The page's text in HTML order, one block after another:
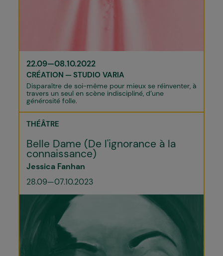
22.09—08.10.2022
CRÉATION STUDIO VARIA
Disparaître de soi-même pour mieux se réinventer, à
travers un seul en scène indiscipliné, d’une
générosité folle.
THÉÂTRE
Belle Dame (De l'ignorance à la
connaissance)
Jessica Fanhan
28.09—07.10.2023